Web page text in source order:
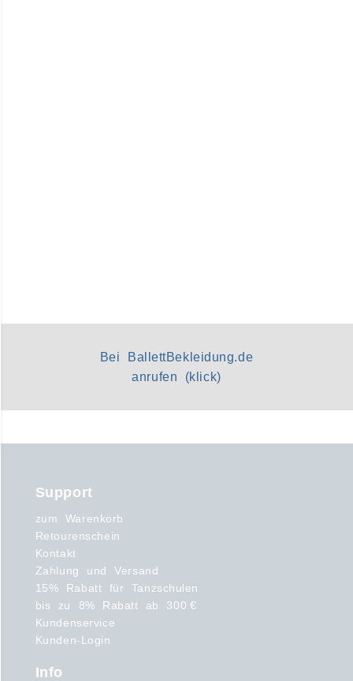
Bei BallettBekleidung.de
anrufen (klick)
Support
zum Warenkorb
Retourenschein
Kontakt
Zahlung und Versand
15% Rabatt für Tanzschulen
bis zu 8% Rabatt ab 300 €
Kundenservice
Kunden-Login
Info